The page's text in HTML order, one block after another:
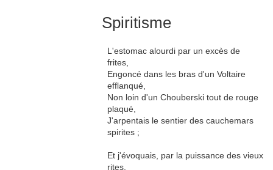
Spiritisme
L'estomac alourdi par un excès de
frites,
Engoncé dans les bras d'un Voltaire
efflanqué,
Non loin d'un Chouberski tout de rouge
plaqué,
J'arpentais le sentier des cauchemars
spirites ;
Et j'évoquais, par la puissance des vieux
rites,